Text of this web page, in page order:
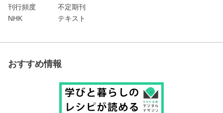
刊行頻度
不定期刊
NHK
テキスト
おすすめ情報